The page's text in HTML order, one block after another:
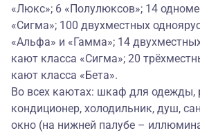
«Люкс»; 6 «Полулюксов»; 14
«Сигма»; 100 двухместных
«Альфа» и «Гамма»; 14
кают класса «Сигма»; 20
кают класса «Бета».
Во всех каютах: шкаф для одежды,
кондиционер, холодильник, душ,
окно (на нижней палубе –